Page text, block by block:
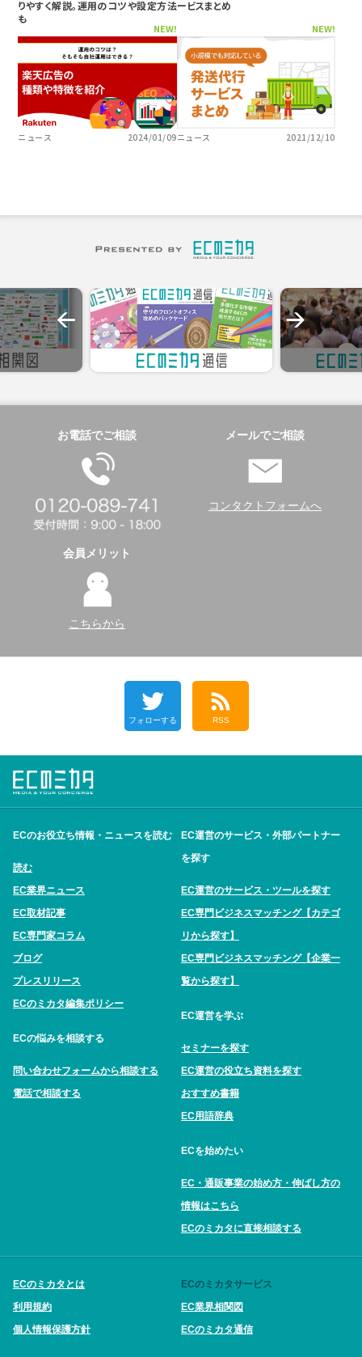
りやすく解説。運用のコツや設定方法
も
NEW!
ニュース 2024/01/09
ービスまとめ
NEW!
ニュース 2021/12/10
お電話でご相談 メールでご相談
コンタクトフォームへ
会員メリット
こちらから
フォローする RSS
ECのお役立ち情報・ニュースを読む
読む
EC業界ニュース
EC取材記事
EC専門家コラム
ブログ
プレスリリース
ECのミカタ編集ポリシー
ECの悩みを相談する
問い合わせフォームから相談する
電話で相談する
EC運営のサービス・外部パートナー
を探す
EC運営のサービス・ツールを探す
EC専門ビジネスマッチング【カテゴ
リから探す】
EC専門ビジネスマッチング【企業一
覧から探す】
EC運営を学ぶ
セミナーを探す
EC運営の役立ち資料を探す
おすすめ書籍
EC用語辞典
ECを始めたい
EC・通販事業の始め方・伸ばし方の
情報はこちら
ECのミカタに直接相談する
ECのミカタとは
利用規約
個人情報保護方針
ECのミカタサービス
EC業界相関図
ECのミカタ通信